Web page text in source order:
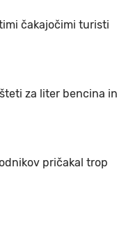
čakajočimi turisti
za liter bencina in
pričakal trop